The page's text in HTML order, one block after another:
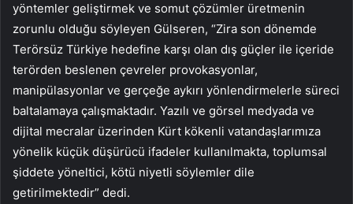
yöntemler geliştirmek ve somut çözümler üretmenin
zorunlu olduğu söyleyen Gülseren, “Zira son dönemde
Terörsüz Türkiye hedefine karşı olan dış güçler ile içeride
terörden beslenen çevreler provokasyonlar,
manipülasyonlar ve gerçeğe aykırı yönlendirmelerle süreci
baltalamaya çalışmaktadır. Yazılı ve görsel medyada ve
dijital mecralar üzerinden Kürt kökenli vatandaşlarımıza
yönelik küçük düşürücü ifadeler kullanılmakta, toplumsal
şiddete yöneltici, kötü niyetli söylemler dile
getirilmektedir” dedi.